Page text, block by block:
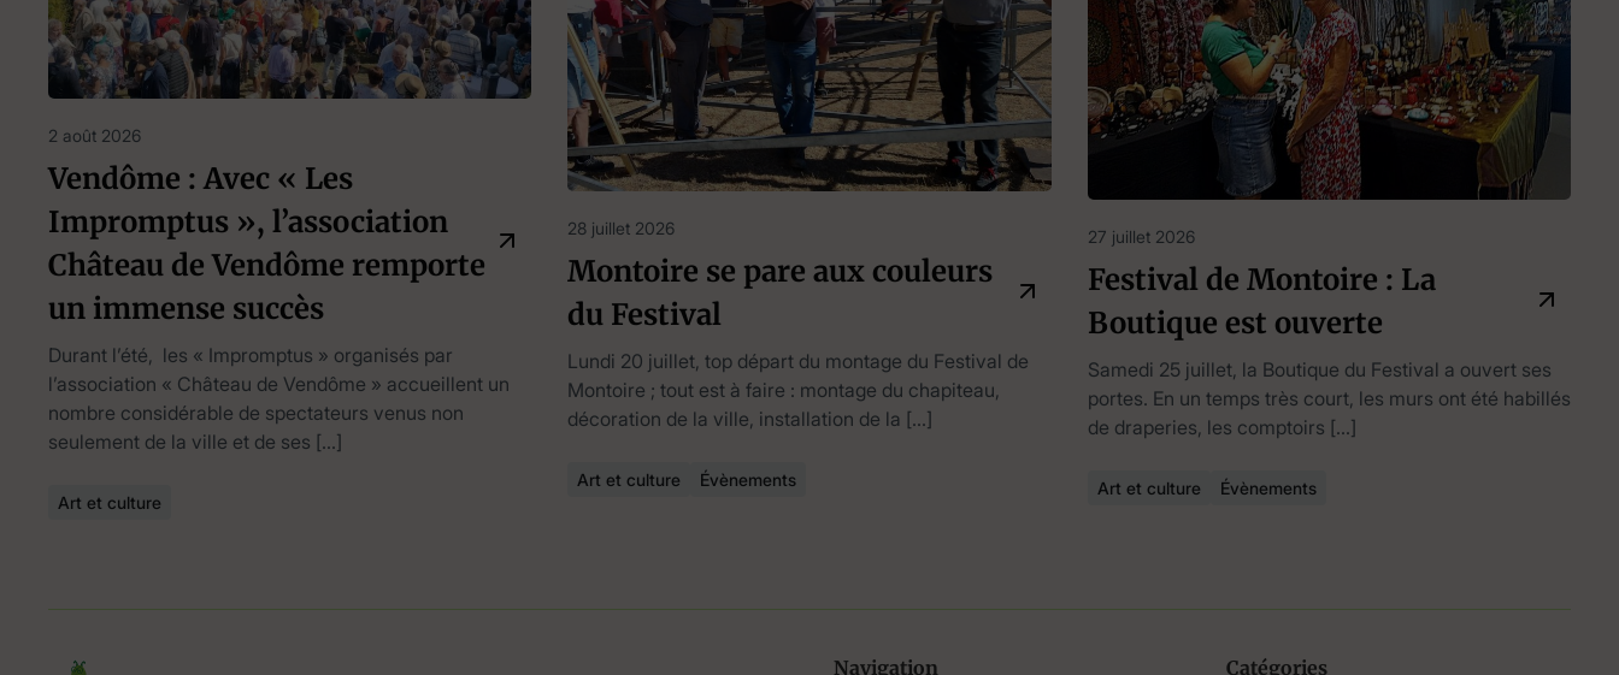
2 août 2026
Vendôme : Avec « Les
Impromptus », l’association
Château de Vendôme remporte
un immense succès
Durant l’été, les « Impromptus » organisés par
l’association « Château de Vendôme » accueillent un
nombre considérable de spectateurs venus non
seulement de la ville et de ses […]
Art et culture
28 juillet 2026
Montoire se pare aux couleurs
du Festival
Lundi 20 juillet, top départ du montage du Festival de
Montoire ; tout est à faire : montage du chapiteau,
décoration de la ville, installation de la […]
Art et culture Évènements
27 juillet 2026
Festival de Montoire : La
Boutique est ouverte
Samedi 25 juillet, la Boutique du Festival a ouvert ses
portes. En un temps très court, les murs ont été habillés
de draperies, les comptoirs […]
Art et culture Évènements
Navigation
Catégories